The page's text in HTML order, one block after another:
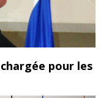
pour les